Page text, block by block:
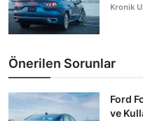
Kronik
Önerilen Sorunlar
Ford
ve